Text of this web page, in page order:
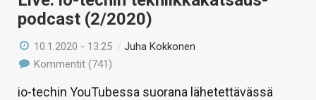
podcast (2/2020)
10.1.2020 - 13:25 /Juha Kokkonen
Kommentit (741)
io-techin YouTubessa suorana lähetettävässä